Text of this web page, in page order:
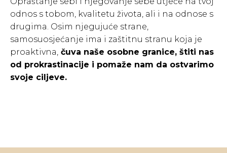
odnos s tobom, kvalitetu života, ali i na odnose s
drugima. Osim njegujuće strane,
samosuosjećanje ima i zaštitnu stranu koja je
proaktivna, čuva naše osobne granice, štiti nas
od prokrastinacije i pomaže nam da ostvarimo
svoje ciljeve.